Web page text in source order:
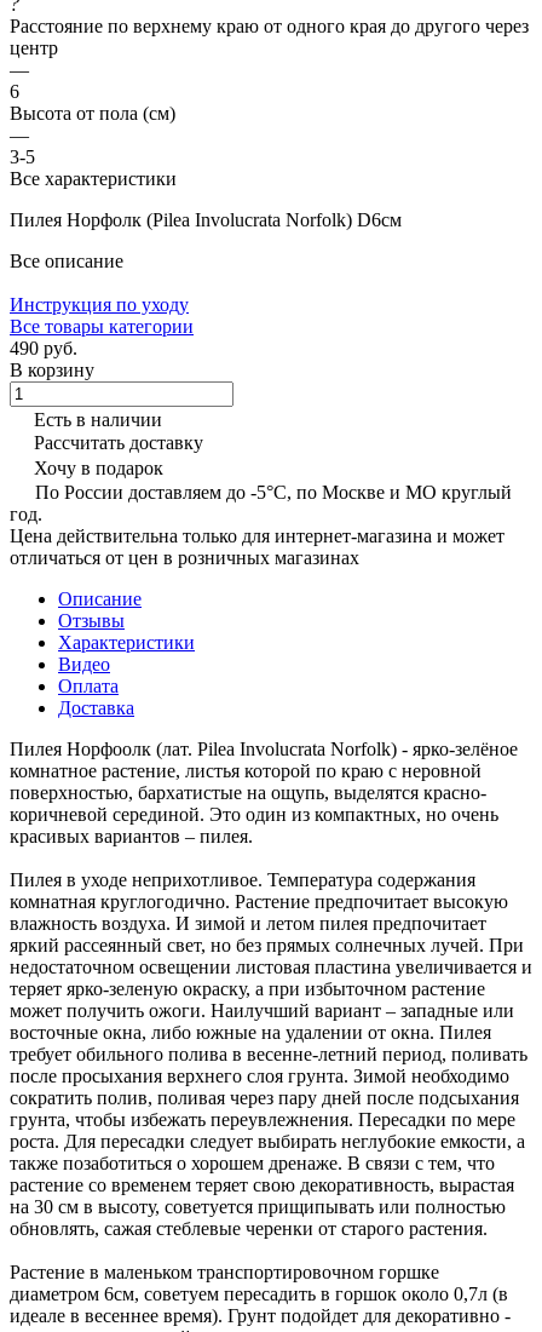
Расстояние по верхнему краю от одного края до другого через
центр
—
6
Высота от пола (см)
—
3-5
Все характеристики
Пилея Норфолк (Pilea Involucrata Norfolk) D6см
Все описание
Инструкция по уходу
Все товары категории
490 руб.
В корзину
Есть в наличии
Рассчитать доставку
Хочу в подарок
По России доставляем до -5°C, по Москве и МО круглый
год.
Цена действительна только для интернет-магазина и может
отличаться от цен в розничных магазинах
Описание
Отзывы
Характеристики
Видео
Оплата
Доставка
Пилея Норфоолк (лат. Pilea Involucrata Norfolk) - ярко-зелёное
комнатное растение, листья которой по краю с неровной
поверхностью, бархатистые на ощупь, выделятся красно-
коричневой серединой. Это один из компактных, но очень
красивых вариантов – пилея.
Пилея в уходе неприхотливое. Температура содержания
комнатная круглогодично. Растение предпочитает высокую
влажность воздуха. И зимой и летом пилея предпочитает
яркий рассеянный свет, но без прямых солнечных лучей. При
недостаточном освещении листовая пластина увеличивается и
теряет ярко-зеленую окраску, а при избыточном растение
может получить ожоги. Наилучший вариант – западные или
восточные окна, либо южные на удалении от окна. Пилея
требует обильного полива в весенне-летний период, поливать
после просыхания верхнего слоя грунта. Зимой необходимо
сократить полив, поливая через пару дней после подсыхания
грунта, чтобы избежать переувлежнения. Пересадки по мере
роста. Для пересадки следует выбирать неглубокие емкости, а
также позаботиться о хорошем дренаже. В связи с тем, что
растение со временем теряет свою декоративность, вырастая
на 30 см в высоту, советуется прищипывать или полностью
обновлять, сажая стеблевые черенки от старого растения.
Растение в маленьком транспортировочном горшке
диаметром 6см, советуем пересадить в горшок около 0,7л (в
идеале в весеннее время). Грунт подойдет для декоративно -